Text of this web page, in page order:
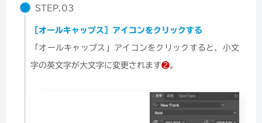
STEP.03
［オールキャップス］アイコンをクリックする
「オールキャップス」アイコンをクリックすると、小文
字の英文字が大文字に変更されます❷。